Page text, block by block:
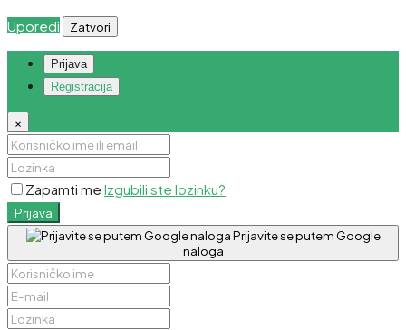
Uporedi Zatvori
Prijava
Registracija
×
Zapamti me Izgubili ste lozinku?
Prijava
Prijavite se putem Google
naloga